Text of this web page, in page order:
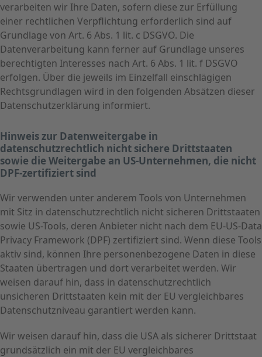
verarbeiten wir Ihre Daten, sofern diese zur Erfüllung
einer rechtlichen Verpflichtung erforderlich sind auf
Grundlage von Art. 6 Abs. 1 lit. c DSGVO. Die
Datenverarbeitung kann ferner auf Grundlage unseres
berechtigten Interesses nach Art. 6 Abs. 1 lit. f DSGVO
erfolgen. Über die jeweils im Einzelfall einschlägigen
Rechtsgrundlagen wird in den folgenden Absätzen dieser
Datenschutzerklärung informiert.
Hinweis zur Datenweitergabe in
datenschutzrechtlich nicht sichere Drittstaaten
sowie die Weitergabe an US-Unternehmen, die nicht
DPF-zertifiziert sind
Wir verwenden unter anderem Tools von Unternehmen
mit Sitz in datenschutzrechtlich nicht sicheren Drittstaaten
sowie US-Tools, deren Anbieter nicht nach dem EU-US-Data
Privacy Framework (DPF) zertifiziert sind. Wenn diese Tools
aktiv sind, können Ihre personenbezogene Daten in diese
Staaten übertragen und dort verarbeitet werden. Wir
weisen darauf hin, dass in datenschutzrechtlich
unsicheren Drittstaaten kein mit der EU vergleichbares
Datenschutzniveau garantiert werden kann.
Wir weisen darauf hin, dass die USA als sicherer Drittstaat
grundsätzlich ein mit der EU vergleichbares